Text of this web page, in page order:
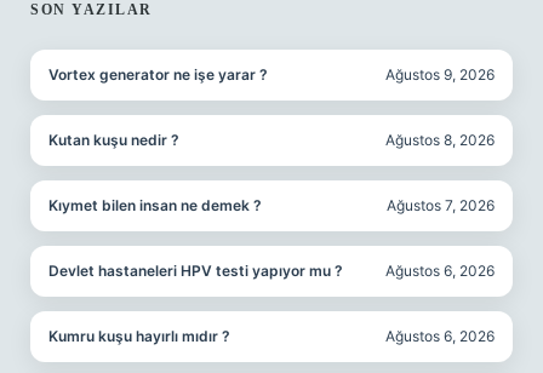
SIDEBAR
SON YAZILAR
Vortex generator ne işe yarar ? Ağustos 9, 2026
Kutan kuşu nedir ? Ağustos 8, 2026
Kıymet bilen insan ne demek ? Ağustos 7, 2026
Devlet hastaneleri HPV testi yapıyor mu ? Ağustos 6, 2026
Kumru kuşu hayırlı mıdır ? Ağustos 6, 2026